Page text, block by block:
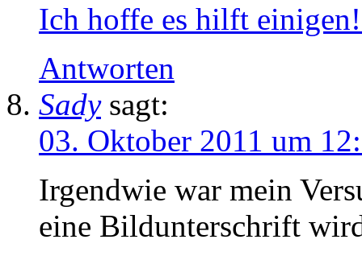
Ich hoffe es hilft
Antworten
Sady sagt:
03. Oktober 2011 um
Irgendwie war mein
eine Bildunterschrift